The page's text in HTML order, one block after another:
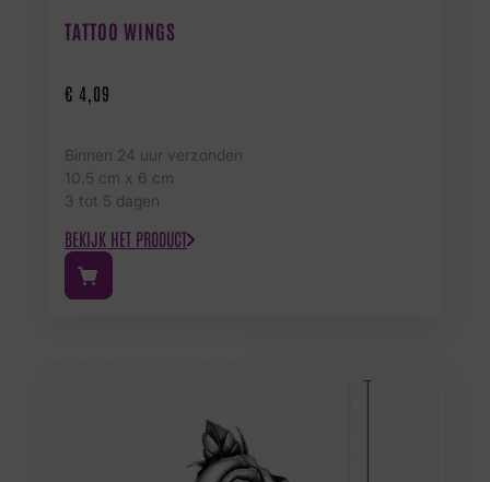
TATTOO WINGS
€ 4,09
Binnen 24 uur verzonden
10.5 cm x 6 cm
3 tot 5 dagen
BEKIJK HET PRODUCT